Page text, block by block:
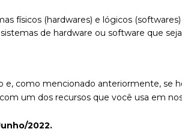
físicos (hardwares) e lógicos
de hardware ou software que
e, como mencionado anteriormente, se
um dos recursos que você usa em
2022.